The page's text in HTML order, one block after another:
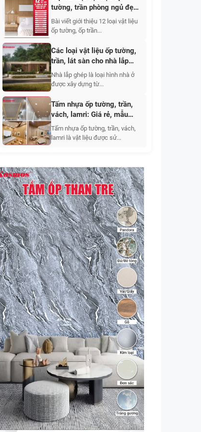
tường, trần phòng ngủ đẹp,
cách âm tốt 2026
Bài viết giới thiệu 12 loại vật liệu
ốp tường, ốp trần...
Các loại vật liệu ốp tường,
trần, lát sàn cho nhà lắp
ghép
Nhà lắp ghép là loại hình nhà ở
được xây dựng từ...
Tấm nhựa ốp tường, trần,
vách, lamri: Giá rẻ, mẫu
đẹp, ưu điểm 2026
Tấm nhựa ốp tường, trần, vách,
lamri là vật liệu được sử...